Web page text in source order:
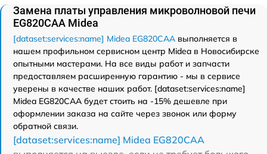
Замена платы управления микроволновой печи
EG820CAA Midea
[dataset:services:name] Midea EG820CAA выполняется в
нашем профильном сервисном центр Midea в Новосибирске
опытными мастерами. На все виды работ и запчасти
предоставляем расширенную гарантию - мы в сервисе
уверены в качестве наших работ. [dataset:services:name]
Midea EG820CAA будет стоить на -15% дешевле при
оформлении заказа на сайте через звонок или форму
обратной связи.
[dataset:services:name] Midea EG820CAA